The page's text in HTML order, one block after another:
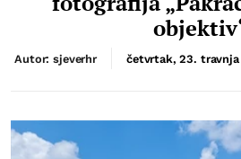
Autor: sjeverhr četvrtak, 23. travnja